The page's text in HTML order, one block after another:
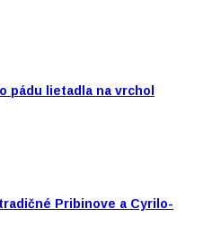
pádu lietadla na vrchol
Pribinove a Cyrilo-